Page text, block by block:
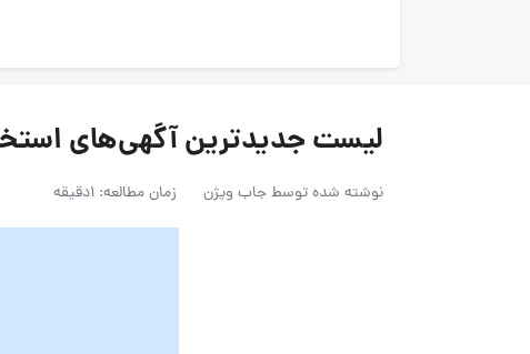
لیست جدیدترین آگهی‌های استخدام
نوشته شده توسطجاب ویژن زمان مطالعه: 1دقیقه